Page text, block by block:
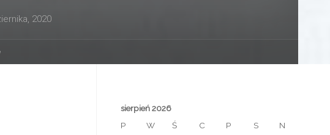
2020
sierpień 2026
P
W Ś C P S
N